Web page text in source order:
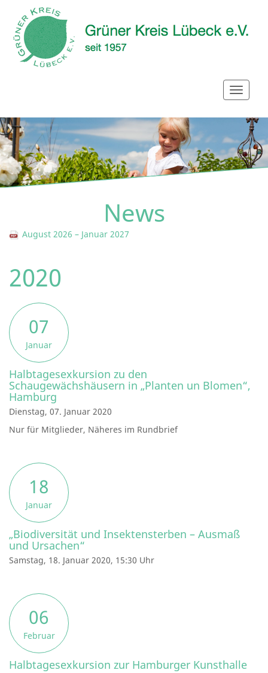
News
August 2026 – Januar 2027
2020
07
Januar
Halbtagesexkursion zu den
Schaugewächshäusern in „Planten un Blomen“,
Hamburg
Dienstag, 07. Januar 2020
Nur für Mitglieder, Näheres im Rundbrief
18
Januar
„Biodiversität und Insektensterben – Ausmaß
und Ursachen“
Samstag, 18. Januar 2020, 15:30 Uhr
06
Februar
Halbtagesexkursion zur Hamburger Kunsthalle